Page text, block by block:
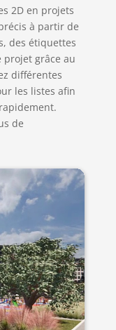
2D en projets
à partir de
des étiquettes
projet grâce au
différentes
les listes afin
de